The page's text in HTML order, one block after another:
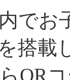
でお
搭載
QR